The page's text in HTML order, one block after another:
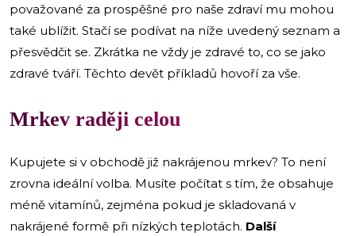
považované za prospěšné pro naše zdraví mu mohou
také ublížit. Stačí se podívat na níže uvedený seznam a
přesvědčit se. Zkrátka ne vždy je zdravé to, co se jako
zdravé tváří. Těchto devět příkladů hovoří za vše.
Mrkev raději celou
Kupujete si v obchodě již nakrájenou mrkev? To není
zrovna ideální volba. Musíte počítat s tím, že obsahuje
méně vitamínů, zejména pokud je skladovaná v
nakrájené formě při nízkých teplotách. Další